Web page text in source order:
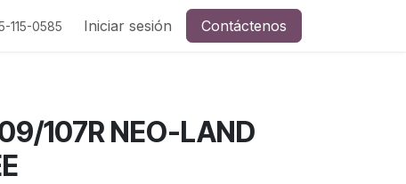
y redes sociales
115-0585 Iniciar sesión Contáctenos
107R NEO-LAND